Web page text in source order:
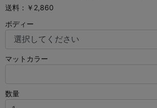
送料：￥2,860
ボディー
マットカラー
数量